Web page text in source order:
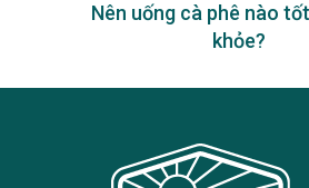
Nên uống cà phê nào
khỏe?